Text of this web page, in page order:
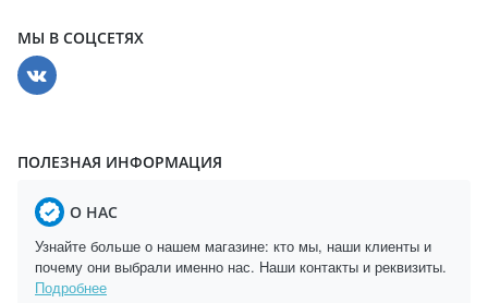
МЫ В СОЦСЕТЯХ
ПОЛЕЗНАЯ ИНФОРМАЦИЯ
О НАС
Узнайте больше о нашем магазине: кто мы, наши клиенты и
почему они выбрали именно нас. Наши контакты и реквизиты.
Подробнее